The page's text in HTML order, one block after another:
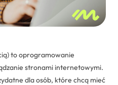
to oprogramowanie
stronami internetowymi.
dla osób, które chcą mieć